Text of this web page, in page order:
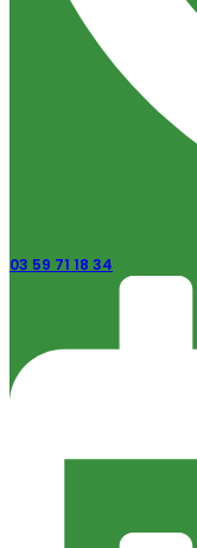
03 59 71 18 34